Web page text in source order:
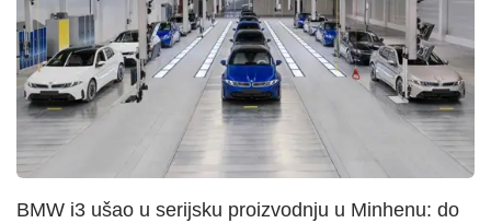
BMW i3 ušao u serijsku proizvodnju u Minhenu: do